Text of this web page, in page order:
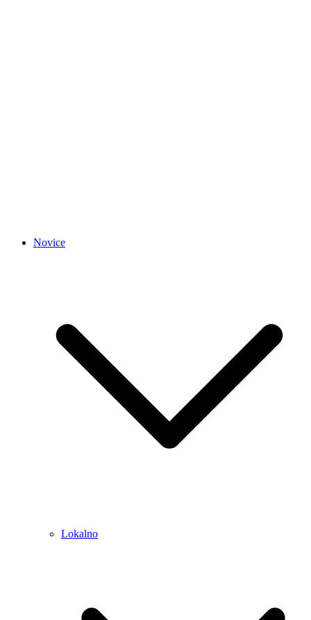
Novice
Lokalno